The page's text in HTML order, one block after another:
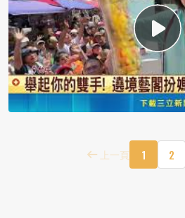
上一頁 1 2